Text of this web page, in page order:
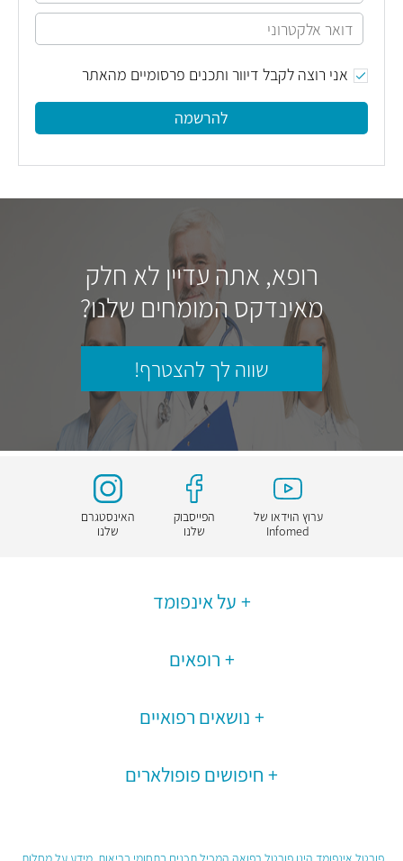
אני רוצה לקבל דיוור ותכנים פרסומיים מהאתר
להרשמה
רופא, אתה עדיין לא חלק
מאינדקס המומחים שלנו?
שווה לך להצטרף!
ערוץ הוידאו של
Infomed
הפייסבוק
שלנו
האינסטגרם
שלנו
על אינפומד
רופאים
נושאים רפואיים
חיפושים פופולארים